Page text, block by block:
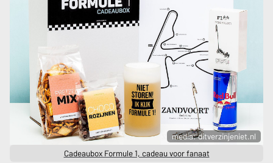
media: ditverzinjeniet.nl
Cadeaubox Formule 1, cadeau voor fanaat